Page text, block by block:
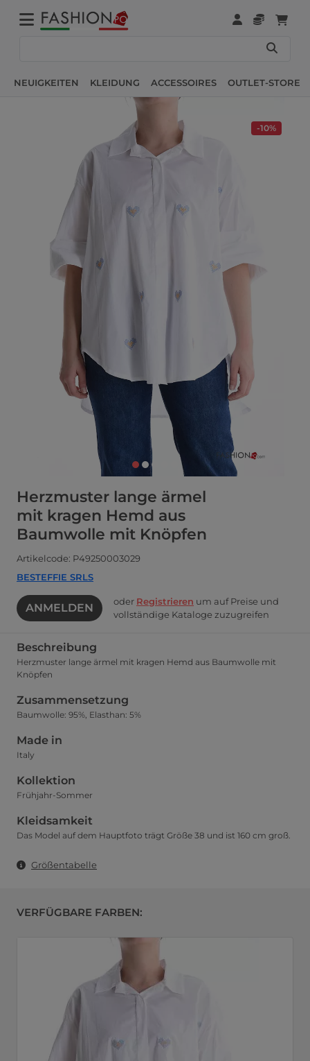
NEUIGKEITEN KLEIDUNG ACCESSOIRES OUTLET-STORE
-10%
Herzmuster lange ärmel
mit kragen Hemd aus
Baumwolle mit Knöpfen
Artikelcode: P49250003029
BESTEFFIE SRLS
ANMELDEN oder Registrieren um auf Preise und
vollständige Kataloge zuzugreifen
Beschreibung
Herzmuster lange ärmel mit kragen Hemd aus Baumwolle mit
Knöpfen
Zusammensetzung
Baumwolle: 95%, Elasthan: 5%
Made in
Italy
Kollektion
Frühjahr-Sommer
Kleidsamkeit
Das Model auf dem Hauptfoto trägt Größe 38 und ist 160 cm groß.
Größentabelle
VERFÜGBARE FARBEN: